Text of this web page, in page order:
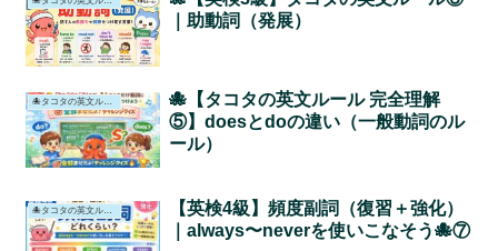
｜助動詞（発展）
🐙タコタの英文ルール📖
🐙【タコタの英文ルール 完全理解
⑤】doesとdoの違い（一般動詞のル
ール）
🐙タコタの英文ルール📖
【英検4級】頻度副詞（復習＋強化）
｜always〜neverを使いこなそう🐙⑦